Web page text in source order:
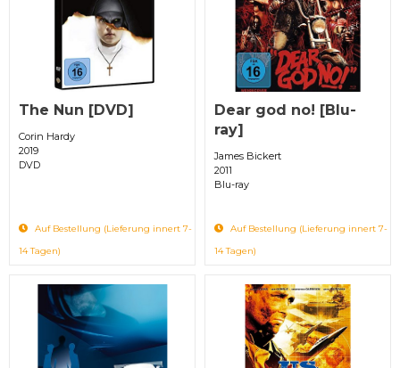
The Nun [DVD]
Corin Hardy
2019
DVD
Auf Bestellung (Lieferung innert 7-
14 Tagen)
Dear god no! [Blu-
ray]
James Bickert
2011
Blu-ray
Auf Bestellung (Lieferung innert 7-
14 Tagen)